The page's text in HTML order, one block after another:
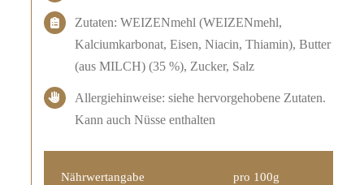
Zutaten: WEIZENmehl (WEIZENmehl,
Kalciumkarbonat, Eisen, Niacin, Thiamin), Butter
(aus MILCH) (35 %), Zucker, Salz
Allergiehinweise: siehe hervorgehobene Zutaten.
Kann auch Nüsse enthalten
Nährwertangabe pro 100g